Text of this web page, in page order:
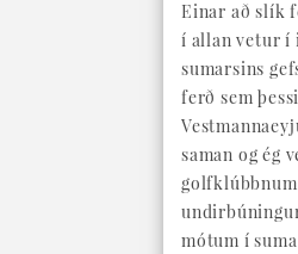
Einar að slík
í allan vetur í
sumarsins
ferð sem
saman og ég
mótum í